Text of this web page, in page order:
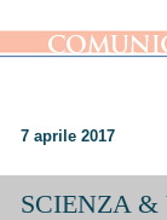
7 aprile 2017
SCIENZA &